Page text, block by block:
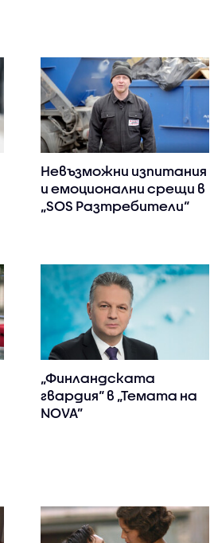
Невъзможни изпитания
и емоционални срещи в
„SOS Разтребители“
„Финландската
гвардия“ в „Темата на
NOVA”